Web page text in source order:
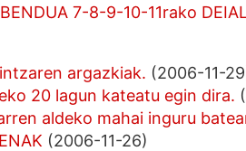
7-8-9-10-11rako
argazkiak. (2006-11-
20 lagun kateatu egin dira.
aldeko mahai inguru
(2006-11-26)